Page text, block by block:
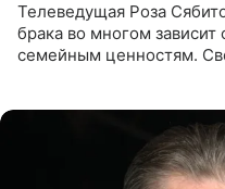
Телеведущая Роза
брака во многом
семейным ценностям.